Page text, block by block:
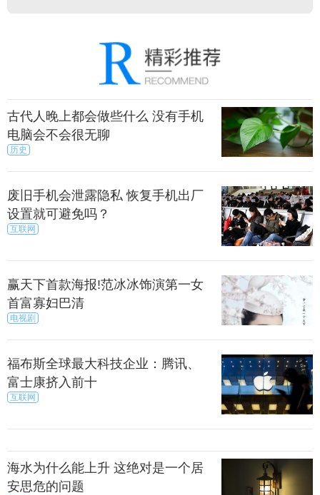
古代人晚上都会做些什么 没有手机
电脑会不会很无聊
历史
废旧手机会泄露隐私 恢复手机出厂
设置就可避免吗？
互联网
赢天下首款海报!范冰冰饰演第一女
首富寡妇巴清
电视剧
福布斯全球最大科技企业：腾讯、
富士康挤入前十
互联网
海水为什么能上升 这绝对是一个居
安思危的问题